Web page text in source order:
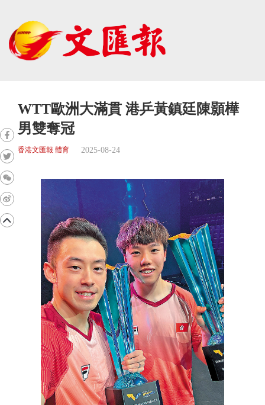
WTT歐洲大滿貫 港乒黃鎮廷陳顥樺
男雙奪冠
香港文匯報 體育 2025-08-24